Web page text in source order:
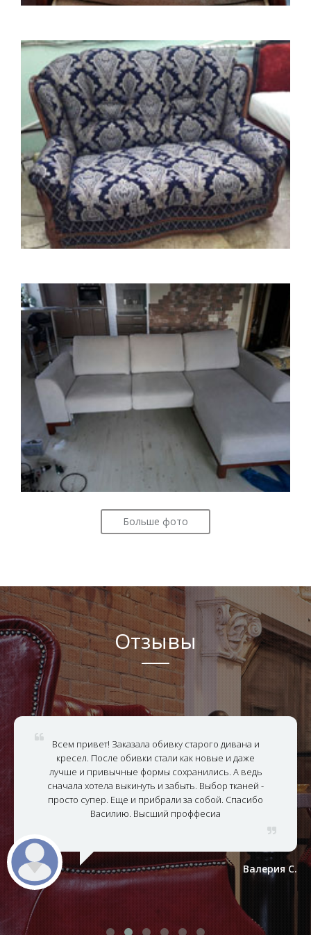
Больше фото
Отзывы
Всем привет! Заказала обивку старого дивана и
кресел. После обивки стали как новые и даже
лучше и привычные формы сохранились. А ведь
сначала хотела выкинуть и забыть. Выбор тканей -
просто супер. Еще и прибрали за собой. Спасибо
Василию. Высший проффесиа
Валерия С.